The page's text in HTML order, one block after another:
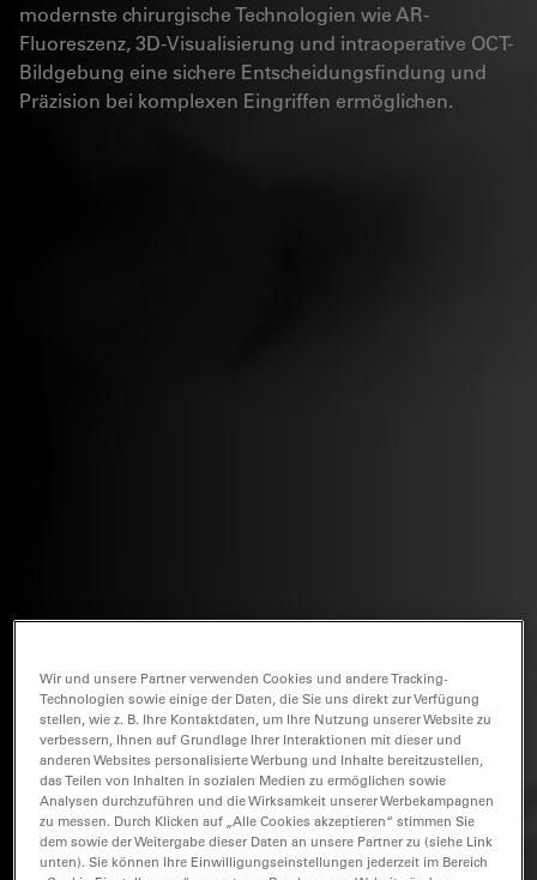
modernste chirurgische Technologien wie AR-
Fluoreszenz, 3D-Visualisierung und intraoperative OCT-
Bildgebung eine sichere Entscheidungsfindung und
Präzision bei komplexen Eingriffen ermöglichen.
Wir und unsere Partner verwenden Cookies und andere Tracking-
Technologien sowie einige der Daten, die Sie uns direkt zur Verfügung
stellen, wie z. B. Ihre Kontaktdaten, um Ihre Nutzung unserer Website zu
verbessern, Ihnen auf Grundlage Ihrer Interaktionen mit dieser und
anderen Websites personalisierte Werbung und Inhalte bereitzustellen,
das Teilen von Inhalten in sozialen Medien zu ermöglichen sowie
Analysen durchzuführen und die Wirksamkeit unserer Werbekampagnen
zu messen. Durch Klicken auf „Alle Cookies akzeptieren“ stimmen Sie
dem sowie der Weitergabe dieser Daten an unsere Partner zu (siehe Link
unten). Sie können Ihre Einwilligungseinstellungen jederzeit im Bereich